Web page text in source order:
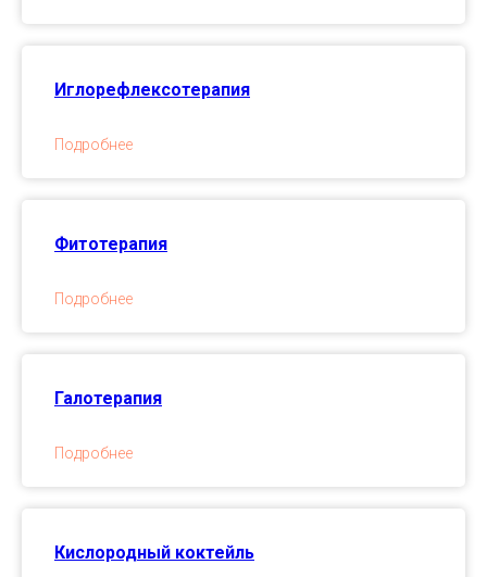
Иглорефлексотерапия
Подробнее
Фитотерапия
Подробнее
Галотерапия
Подробнее
Кислородный коктейль